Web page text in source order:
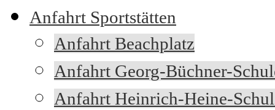
Anfahrt Sportstätten
Anfahrt Beachplatz
Anfahrt Georg-Büchner-
Anfahrt Heinrich-Heine-